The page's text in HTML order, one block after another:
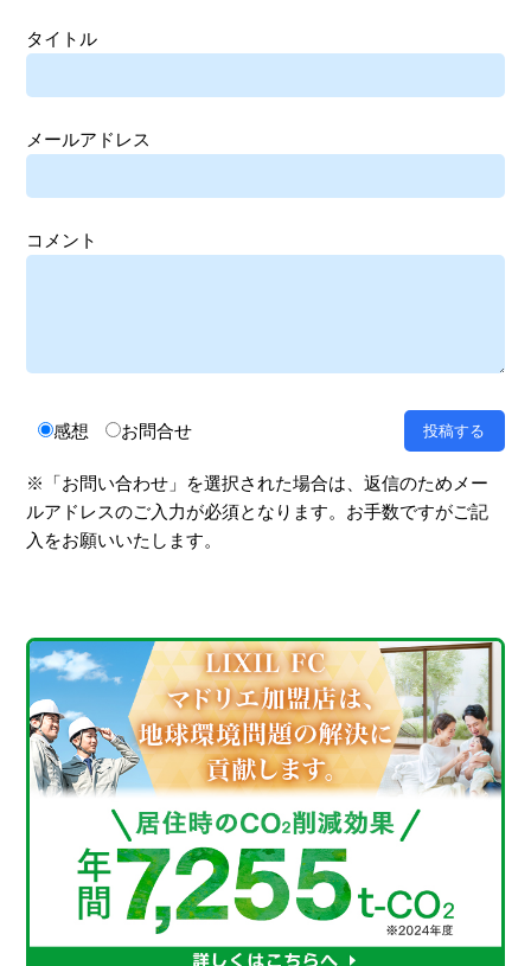
タイトル
メールアドレス
コメント
感想 お問合せ
※「お問い合わせ」を選択された場合は、返信のためメー
ルアドレスのご入力が必須となります。お手数ですがご記
入をお願いいたします。